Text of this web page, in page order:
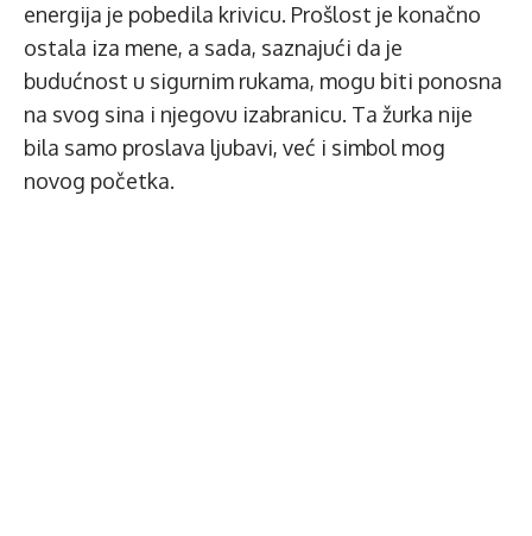
energija je pobedila krivicu. Prošlost je konačno
ostala iza mene, a sada, saznajući da je
budućnost u sigurnim rukama, mogu biti ponosna
na svog sina i njegovu izabranicu. Ta žurka nije
bila samo proslava ljubavi, već i simbol mog
novog početka.